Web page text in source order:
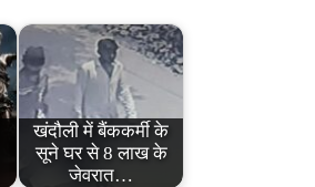
खंदौली में बैंककर्मी के
सूने घर से 8 लाख के
जेवरात…